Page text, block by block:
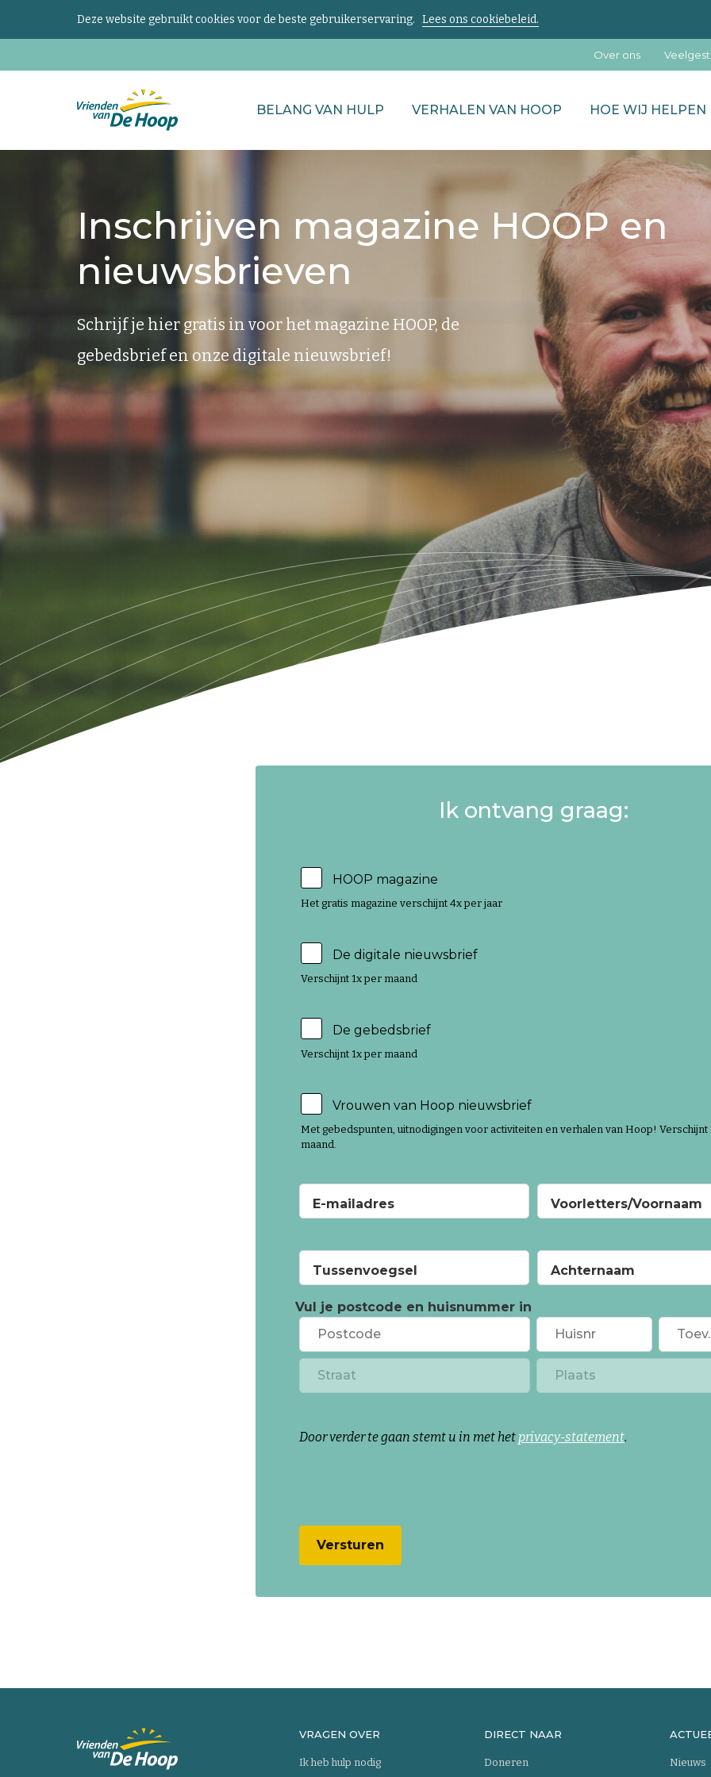
Deze website gebruikt cookies voor de beste gebruikerservaring. Lees ons cookiebeleid.
de
homepage
BELANG VAN HULP VERHALEN VAN HOOP HOE WIJ HELPEN
Over ons
naar...
Inschrijven magazine HOOP en
nieuwsbrieven
Schrijf je hier gratis in voor het magazine HOOP, de
gebedsbrief en onze digitale nieuwsbrief!
Ik ontvang graag:
HOOP magazine
Het gratis magazine verschijnt 4x per jaar
De digitale nieuwsbrief
Verschijnt 1x per maand
De gebedsbrief
Verschijnt 1x per maand
Vrouwen van Hoop nieuwsbrief
Met gebedspunten, uitnodigingen voor activiteiten en verhalen van Hoop! Verschijnt
maand.
E-mailadres Voorletters/Voornaam
Tussenvoegsel Achternaam
Vul je postcode en huisnummer in
Door verder te gaan stemt u in met het privacy-statement.
VRAGEN OVER
Ik heb hulp nodig
DIRECT NAAR
Doneren Nieuws